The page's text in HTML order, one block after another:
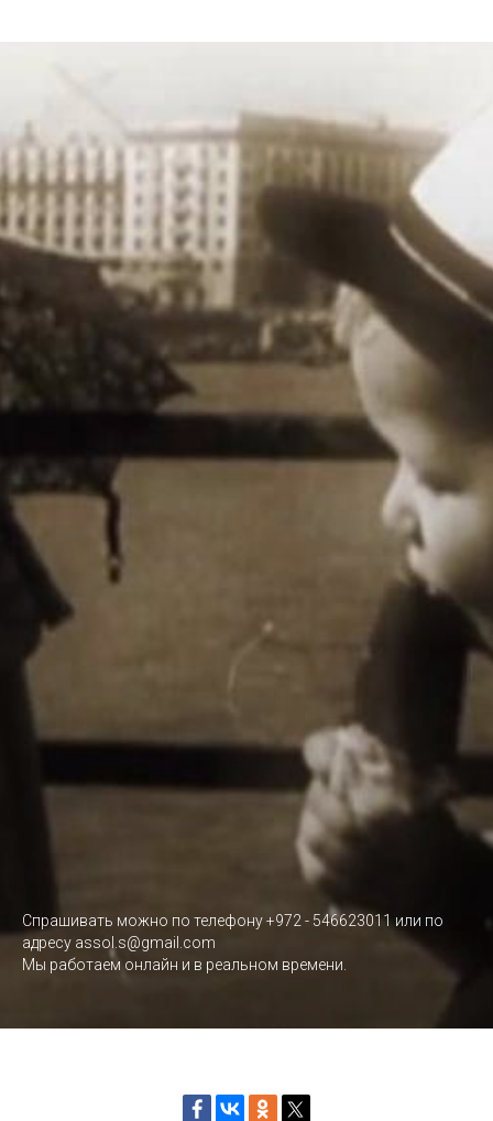
Спрашивать можно по телефону +972 - 546623011 или по
адресу assol.s@gmail.com
Мы работаем онлайн и в реальном времени.